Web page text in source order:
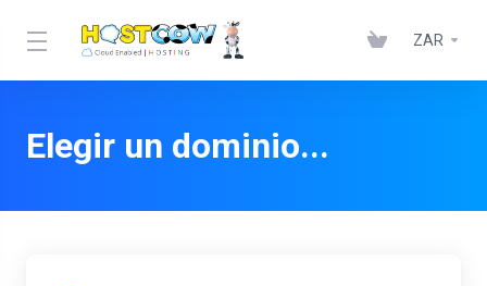
ZAR
Elegir un dominio...